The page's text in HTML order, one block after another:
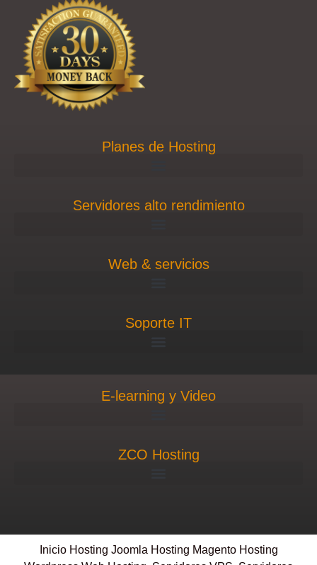
Planes de Hosting
Servidores alto rendimiento
Web & servicios
Soporte IT
E-learning y Video
ZCO Hosting
Inicio Hosting Joomla Hosting Magento Hosting